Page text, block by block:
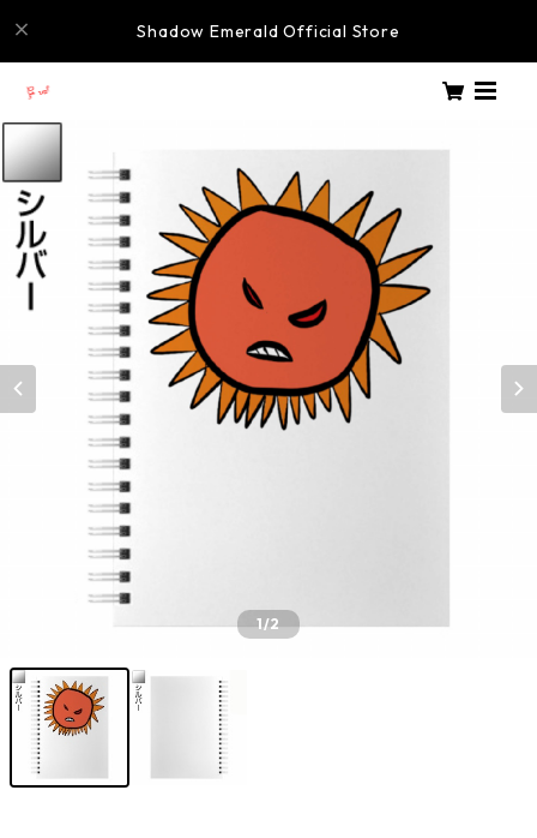
Shadow Emerald Official Store
1/2